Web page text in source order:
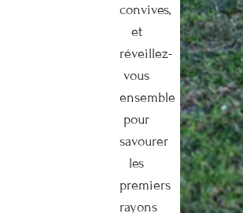
convives,
et
réveillez-
vous
ensemble
pour
savourer
les
premiers
rayons